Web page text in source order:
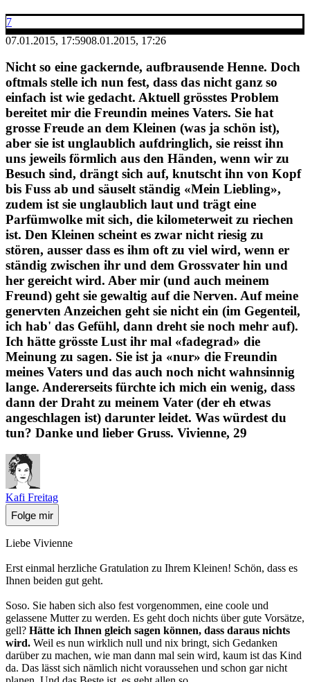
7
07.01.2015, 17:5908.01.2015, 17:26
Nicht so eine gackernde, aufbrausende Henne. Doch
oftmals stelle ich nun fest, dass das nicht ganz so
einfach ist wie gedacht. Aktuell grösstes Problem
bereitet mir die Freundin meines Vaters. Sie hat
grosse Freude an dem Kleinen (was ja schön ist),
aber sie ist unglaublich aufdringlich, sie reisst ihn
uns jeweils förmlich aus den Händen, wenn wir zu
Besuch sind, drängt sich auf, knutscht ihn von Kopf
bis Fuss ab und säuselt ständig «Mein Liebling»,
zudem ist sie unglaublich laut und trägt eine
Parfümwolke mit sich, die kilometerweit zu riechen
ist. Den Kleinen scheint es zwar nicht riesig zu
stören, ausser dass es ihm oft zu viel wird, wenn er
ständig zwischen ihr und dem Grossvater hin und
her gereicht wird. Aber mir (und auch meinem
Freund) geht sie gewaltig auf die Nerven. Auf meine
genervten Anzeichen geht sie nicht ein (im Gegenteil,
ich hab' das Gefühl, dann dreht sie noch mehr auf).
Ich hätte grösste Lust ihr mal «fadegrad» die
Meinung zu sagen. Sie ist ja «nur» die Freundin
meines Vaters und das auch noch nicht wahnsinnig
lange. Andererseits fürchte ich mich ein wenig, dass
dann der Draht zu meinem Vater (der eh etwas
angeschlagen ist) darunter leidet. Was würdest du
tun? Danke und lieber Gruss. Vivienne, 29
Kafi Freitag
Folge mir
Liebe Vivienne
Erst einmal herzliche Gratulation zu Ihrem Kleinen! Schön, dass es
Ihnen beiden gut geht.
Soso. Sie haben sich also fest vorgenommen, eine coole und
gelassene Mutter zu werden. Es geht doch nichts über gute Vorsätze,
gell? Hätte ich Ihnen gleich sagen können, dass daraus nichts
wird. Weil es nun wirklich null und nix bringt, sich Gedanken
darüber zu machen, wie man dann mal sein wird, kaum ist das Kind
da. Das lässt sich nämlich nicht voraussehen und schon gar nicht